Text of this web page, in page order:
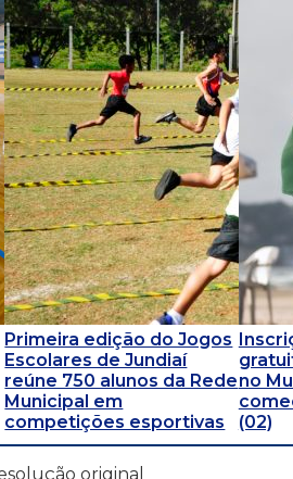
Primeira edição do Jogos
Escolares de Jundiaí
reúne 750 alunos da Rede
Municipal em
competições esportivas
no
(02)
original